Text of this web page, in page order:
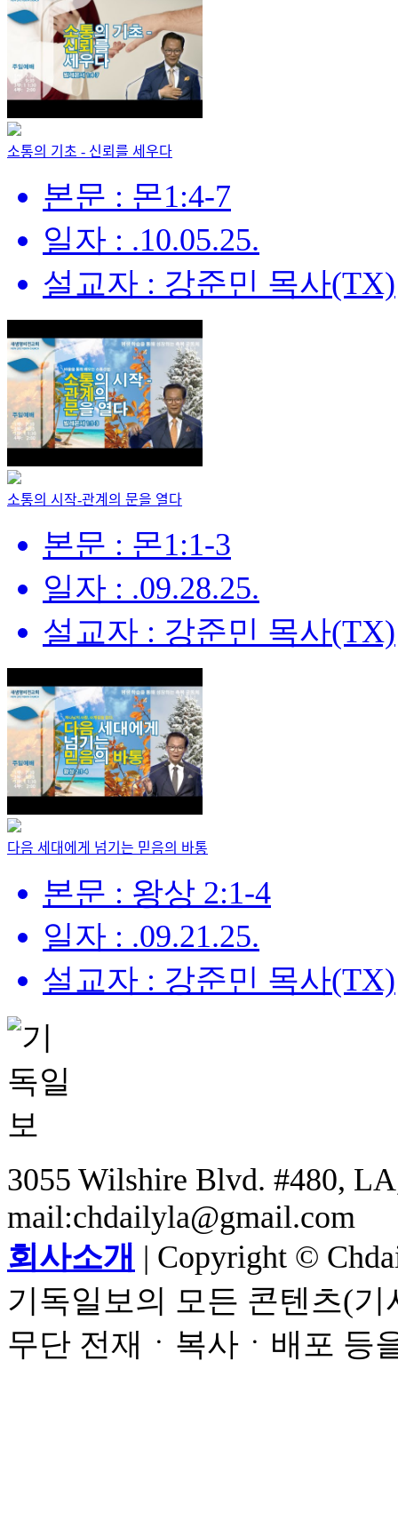
소통의 기초 - 신뢰를 세우다
본문 : 몬1:4-7
일자 : .10.05.25.
설교자 : 강준민 목사(TX)
소통의 시작-관계의 문을 열다
본문 : 몬1:1-3
일자 : .09.28.25.
설교자 : 강준민 목사(TX)
다음 세대에게 넘기는 믿음의 바통
본문 : 왕상 2:1-4
일자 : .09.21.25.
설교자 : 강준민 목사(TX)
3055 Wilshire Blvd. #480,
mail:chdailyla@gmail.com
회사소개 | Copyright ©
기독일보의 모든 콘텐츠(
무단 전재ㆍ복사ㆍ배포 등